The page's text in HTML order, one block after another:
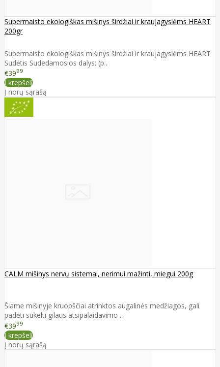
Supermaisto ekologiškas mišinys širdžiai ir kraujagyslėms HEART
200gr
Supermaisto ekologiškas mišinys širdžiai ir kraujagyslėms HEART
Sudėtis Sudedamosios dalys: (p..
€3999
Į krepšelį
Į norų sąrašą
CALM mišinys nervų sistemai, nerimui mažinti, miegui 200g
Šiame mišinyje kruopščiai atrinktos augalinės medžiagos, gali
padėti sukelti gilaus atsipalaidavimo ..
€3999
Į krepšelį
Į norų sąrašą